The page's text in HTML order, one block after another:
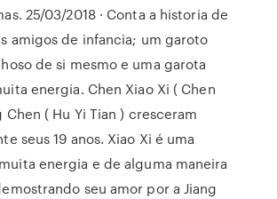
25/03/2018 · Conta a historia de
amigos de infancia; um garoto
de si mesmo e uma garota
energia. Chen Xiao Xi ( Chen
Chen ( Hu Yi Tian ) cresceram
seus 19 anos. Xiao Xi é uma
energia e de alguma maneira
seu amor por a Jiang